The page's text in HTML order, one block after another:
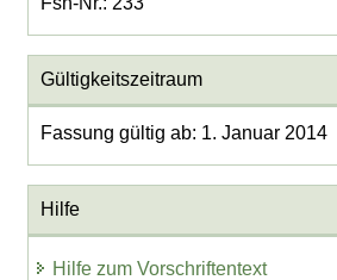
Gültigkeitszeitraum
Fassung gültig ab: 1. Januar 2014
Hilfe
Hilfe zum Vorschriftentext